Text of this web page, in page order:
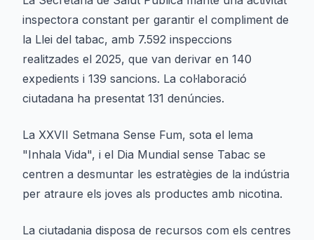
inspectora constant per garantir el compliment de
la Llei del tabac, amb 7.592 inspeccions
realitzades el 2025, que van derivar en 140
expedients i 139 sancions. La col·laboració
ciutadana ha presentat 131 denúncies.
La XXVII Setmana Sense Fum, sota el lema
"Inhala Vida", i el Dia Mundial sense Tabac se
centren a desmuntar les estratègies de la indústria
per atraure els joves als productes amb nicotina.
La ciutadania disposa de recursos com els centres